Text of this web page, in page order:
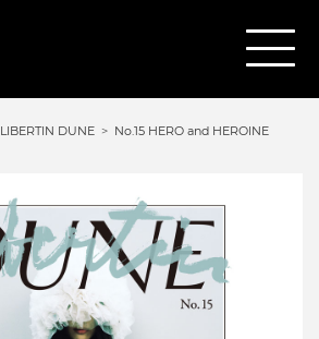
LIBERTIN DUNE No.15 HERO and HEROINE